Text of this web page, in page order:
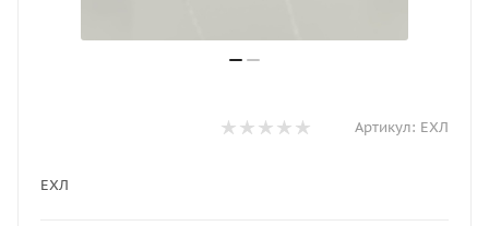
Артикул: ЕХЛ
ЕХЛ